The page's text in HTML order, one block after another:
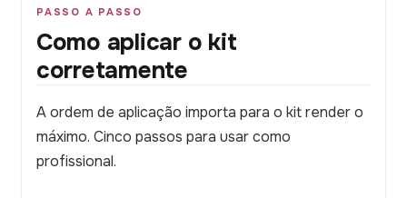
PASSO A PASSO
Como aplicar o kit
corretamente
A ordem de aplicação importa para o kit render o
máximo. Cinco passos para usar como
profissional.